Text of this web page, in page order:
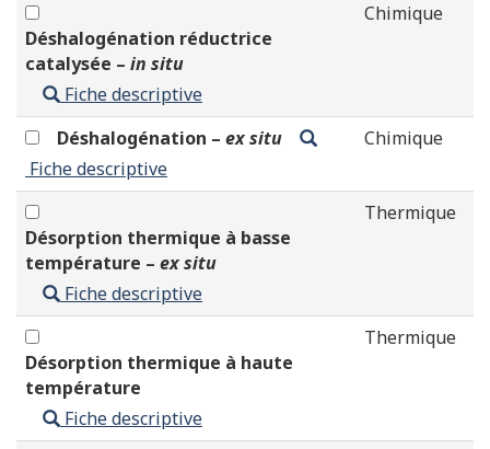
Déshalogénation réductrice
catalysée – in situ
Fiche descriptive
Chimique
Déshalogénation – ex situ
Fiche descriptive
Chimique
Désorption thermique à basse
température – ex situ
Fiche descriptive
Thermique
Désorption thermique à haute
température
Fiche descriptive
Thermique